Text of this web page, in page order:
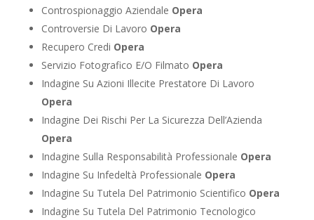
Controspionaggio Aziendale Opera
Controversie Di Lavoro Opera
Recupero Credi Opera
Servizio Fotografico E/O Filmato Opera
Indagine Su Azioni Illecite Prestatore Di Lavoro
Opera
Indagine Dei Rischi Per La Sicurezza Dell’Azienda
Opera
Indagine Sulla Responsabilità Professionale Opera
Indagine Su Infedeltà Professionale Opera
Indagine Su Tutela Del Patrimonio Scientifico Opera
Indagine Su Tutela Del Patrimonio Tecnologico